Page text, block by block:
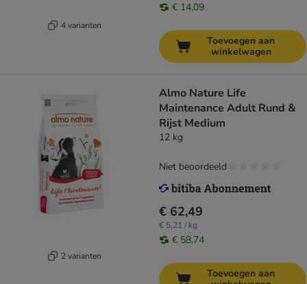
4 varianten
€ 14,09
Toevoegen aan
winkelwagen
2 varianten
Almo Nature Life
Maintenance Adult Rund &
Rijst Medium
12 kg
€ 62,49
€ 5,21 / kg
€ 58,74
Niet beoordeeld
Toevoegen aan